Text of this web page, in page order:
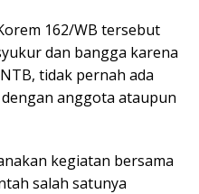
162/WB tersebut
dan bangga karena
tidak pernah ada
anggota ataupun
kegiatan bersama
salah satunya